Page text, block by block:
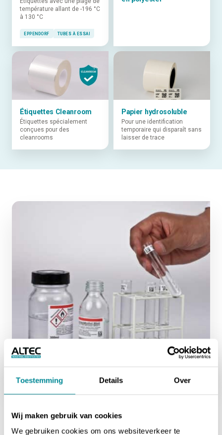
Toestemming Details Over
Wij maken gebruik van cookies
We gebruiken cookies om ons websiteverkeer te
température allant de -196 °C
à 130 °C
EPPENDORF TUBES À ESSAI
Étiquettes Cleanroom
Étiquettes spécialement
conçues pour des
cleanrooms
Papier hydrosoluble
Pour une identification
temporaire qui disparaît sans
laisser de trace
Imprimez des étiquettes de laboratoire
avec l’ATP-23